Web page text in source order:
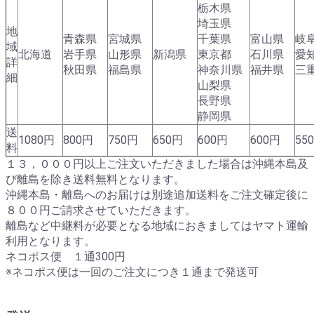
地
域
詳
細
北海道
青森県
岩手県
秋田県
宮城県
山形県
福島県
新潟県
栃木県
埼玉県
千葉県
東京都
神奈川県
山梨県
長野県
静岡県
富山県
石川県
福井県
岐
愛
三
送
料
1080円 800円 750円 650円 600円 600円
１３，０００円以上ご注文いただきました場合は沖縄本島及
び離島を除き送料無料となります。
沖縄本島・離島へのお届けは別途追加送料をご注文確定後に
８００円ご請求させていただきます。
離島など中継料が必要となる地域におきましてはヤマト運輸
利用となります。
ネコポス便 １通300円
※ネコポス便は一回のご注文につき１通まで発送可